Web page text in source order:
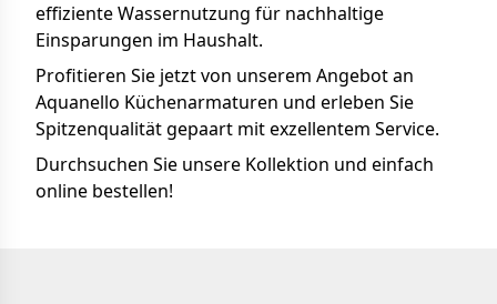
effiziente Wassernutzung für nachhaltige
Einsparungen im Haushalt.
Profitieren Sie jetzt von unserem Angebot an
Aquanello Küchenarmaturen und erleben Sie
Spitzenqualität gepaart mit exzellentem Service.
Durchsuchen Sie unsere Kollektion und einfach
online bestellen!